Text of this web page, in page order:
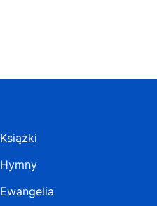
Książki
Hymny
Ewangelia